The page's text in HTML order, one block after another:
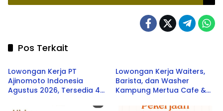
Pos Terkait
SMA/SMK
Lowongan Kerja PT
Ajinomoto Indonesia
Agustus 2026, Tersedia 4
hingga S1
Lowongan Kerja Waiters,
Barista, dan Washer
Kampung Mertua Cafe &